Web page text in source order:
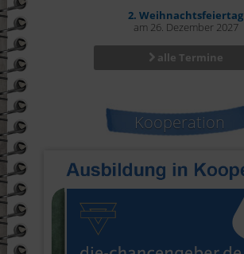
2. Weihnachtsfeiertag
am 26. Dezember 2027
alle Termine
Kooperation